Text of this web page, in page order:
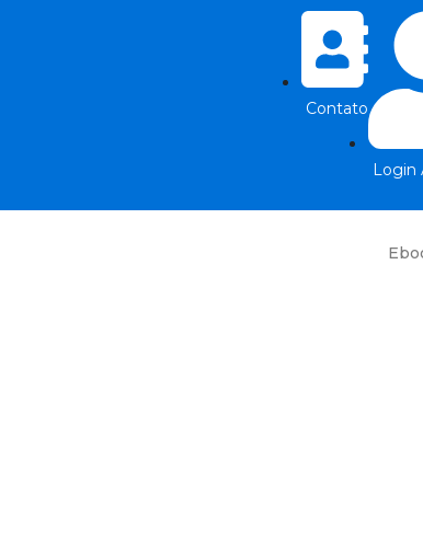
Contato
Login